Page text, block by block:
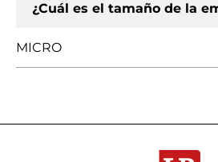
¿Cuál es el tamaño de la
MICRO